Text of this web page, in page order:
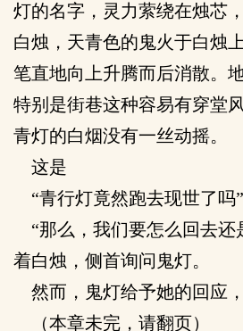
灯的名字，灵力萦绕在烛芯
白烛，天青色的鬼火于白烛
笔直地向上升腾而后消散。
特别是街巷这种容易有穿堂
青灯的白烟没有一丝动摇。
这是
“青行灯竟然跑去现世了吗”
“那么，我们要怎么回去还
着白烛，侧首询问鬼灯。
然而，鬼灯给予她的回应，
（本章未完，请翻页）